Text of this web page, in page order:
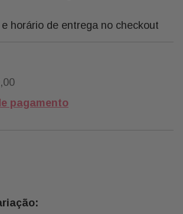
horário de entrega no checkout
,00
pagamento